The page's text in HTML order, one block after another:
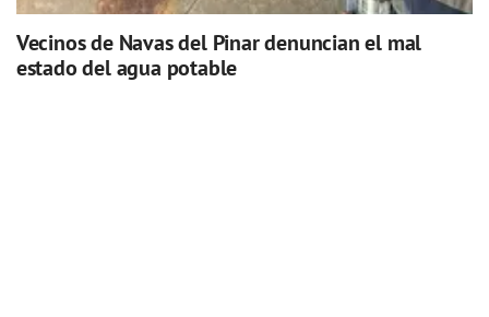
Vecinos de Navas del Pinar denuncian el mal
estado del agua potable